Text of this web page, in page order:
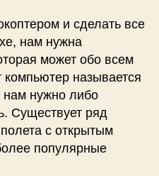
и сделать все
нам нужна
может обо всем
компьютер называется
нам нужно либо
Существует ряд
с открытым
популярные